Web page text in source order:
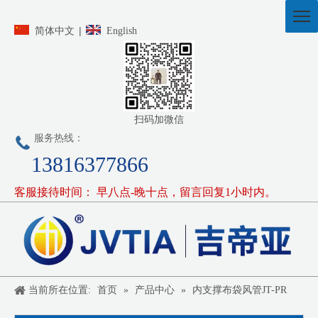
简体中文 | English
扫码加微信
服务热线：
13816377866
客服接待时间： 早八点-晚十点，留言回复1小时内。
当前所在位置: 首页 » 产品中心 » 内支撑布袋风管JT-PR